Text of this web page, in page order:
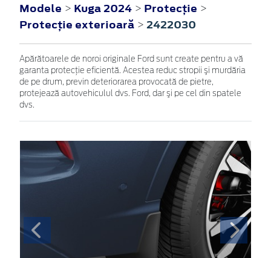
Modele > Kuga 2024 > Protecţie >
Protecţie exterioară > 2422030
Apărătoarele de noroi originale Ford sunt create pentru a vă
garanta protecţie eficientă. Acestea reduc stropii şi murdăria
de pe drum, previn deteriorarea provocată de pietre,
protejează autovehiculul dvs. Ford, dar şi pe cel din spatele
dvs.